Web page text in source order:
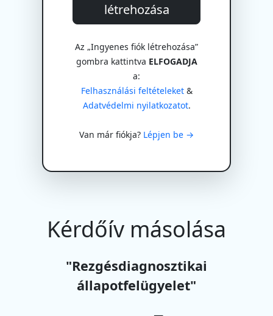
létrehozása
Az „Ingyenes fiók létrehozása”
gombra kattintva ELFOGADJA
a:
Felhasználási feltételeket&
Adatvédelmi nyilatkozatot.
Van már fiókja? Lépjen be →
Kérdőív másolása
"Rezgésdiagnosztikai
állapotfelügyelet"